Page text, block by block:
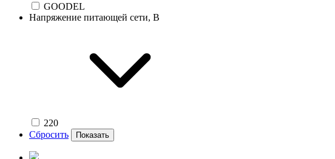
GOODEL
Напряжение питающей сети, В
220
Сбросить
Показать